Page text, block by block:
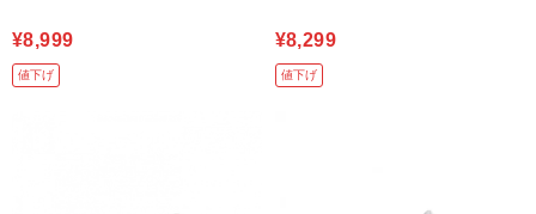
¥8,999
値下げ
¥8,299
値下げ